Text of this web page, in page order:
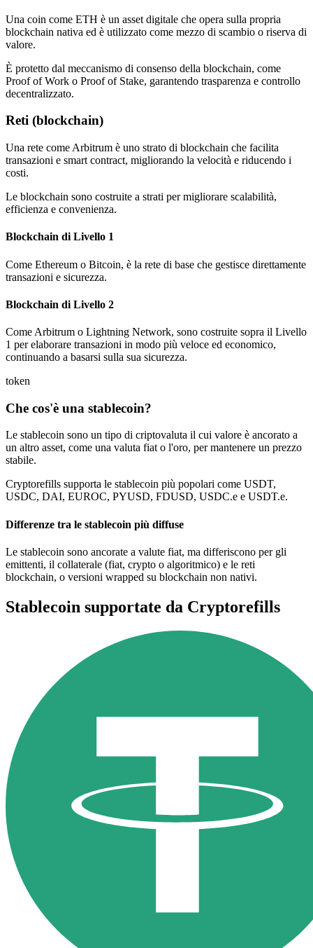
Una coin come ETH è un asset digitale che opera sulla propria
blockchain nativa ed è utilizzato come mezzo di scambio o riserva di
valore.
È protetto dal meccanismo di consenso della blockchain, come
Proof of Work o Proof of Stake, garantendo trasparenza e controllo
decentralizzato.
Reti (blockchain)
Una rete come Arbitrum è uno strato di blockchain che facilita
transazioni e smart contract, migliorando la velocità e riducendo i
costi.
Le blockchain sono costruite a strati per migliorare scalabilità,
efficienza e convenienza.
Blockchain di Livello 1
Come Ethereum o Bitcoin, è la rete di base che gestisce direttamente
transazioni e sicurezza.
Blockchain di Livello 2
Come Arbitrum o Lightning Network, sono costruite sopra il Livello
1 per elaborare transazioni in modo più veloce ed economico,
continuando a basarsi sulla sua sicurezza.
token
Che cos'è una stablecoin?
Le stablecoin sono un tipo di criptovaluta il cui valore è ancorato a
un altro asset, come una valuta fiat o l'oro, per mantenere un prezzo
stabile.
Cryptorefills supporta le stablecoin più popolari come USDT,
USDC, DAI, EUROC, PYUSD, FDUSD, USDC.e e USDT.e.
Differenze tra le stablecoin più diffuse
Le stablecoin sono ancorate a valute fiat, ma differiscono per gli
emittenti, il collaterale (fiat, crypto o algoritmico) e le reti
blockchain, o versioni wrapped su blockchain non nativi.
Stablecoin supportate da Cryptorefills